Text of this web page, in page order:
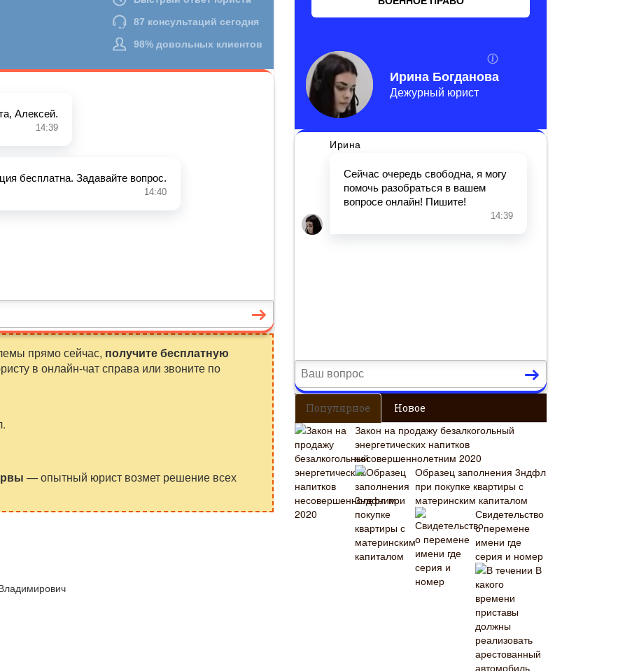
прямо сейчас, получите бесплатную
в онлайн-чат справа или звоните по
— опытный юрист возмет решение всех
Популярное Новое
Закон на продажу безалкогольный
энергетических напитков
несовершеннолетним 2020
Образец заполнения 3ндфл
при покупке квартиры с
материнским капиталом
Свидетельство
о перемене
имени где
серия и номер
В